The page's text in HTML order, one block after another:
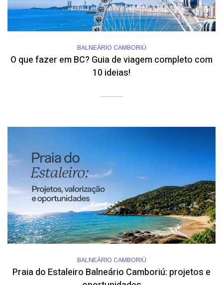
BALNEÁRIO CAMBORIÚ
O que fazer em BC? Guia de viagem completo com
10 ideias!
BALNEÁRIO CAMBORIÚ
Praia do Estaleiro Balneário Camboriú: projetos e